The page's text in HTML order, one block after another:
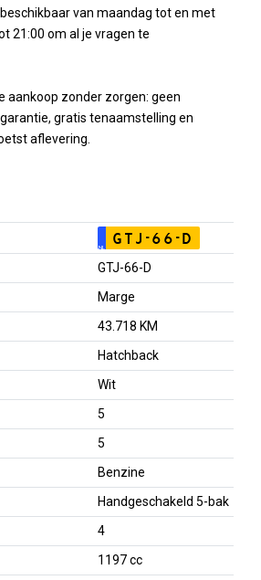
van maandag tot en met
21:00 om al je vragen te
aankoop zonder zorgen: geen
gratis tenaamstelling en
aflevering.
NL GTJ-66-D
GTJ-66-D
Marge
43.718 KM
Hatchback
Wit
5
5
Benzine
Handgeschakeld 5-bak
4
1197 cc